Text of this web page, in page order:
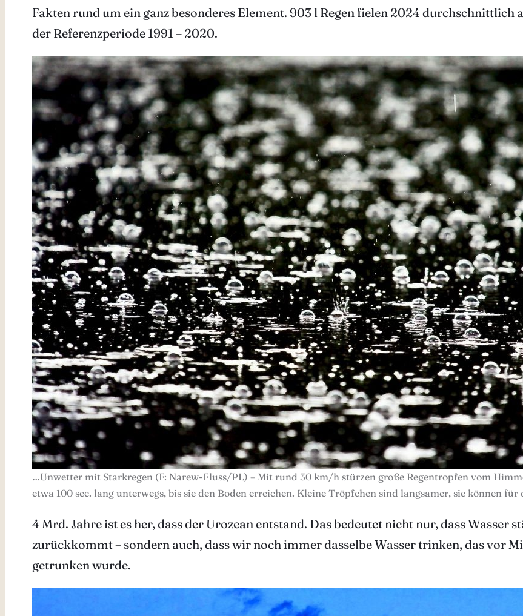
Fakten rund um ein ganz besonderes Element. 903 l Regen fielen 2024 durchschnittlich
der Referenzperiode 1991 – 2020.
…Unwetter mit Starkregen (F: Narew-Fluss/PL) – Mit rund 30 km/h stürzen große Regentropfen vom
etwa 100 sec. lang unterwegs, bis sie den Boden erreichen. Kleine Tröpfchen sind langsamer, sie können für
4 Mrd. Jahre ist es her, dass der Urozean entstand. Das bedeutet nicht nur, dass Wasser
zurückkommt – sondern auch, dass wir noch immer dasselbe Wasser trinken, das vor
getrunken wurde.